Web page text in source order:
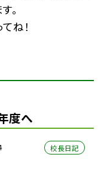
。
ね！
度へ
校長日記